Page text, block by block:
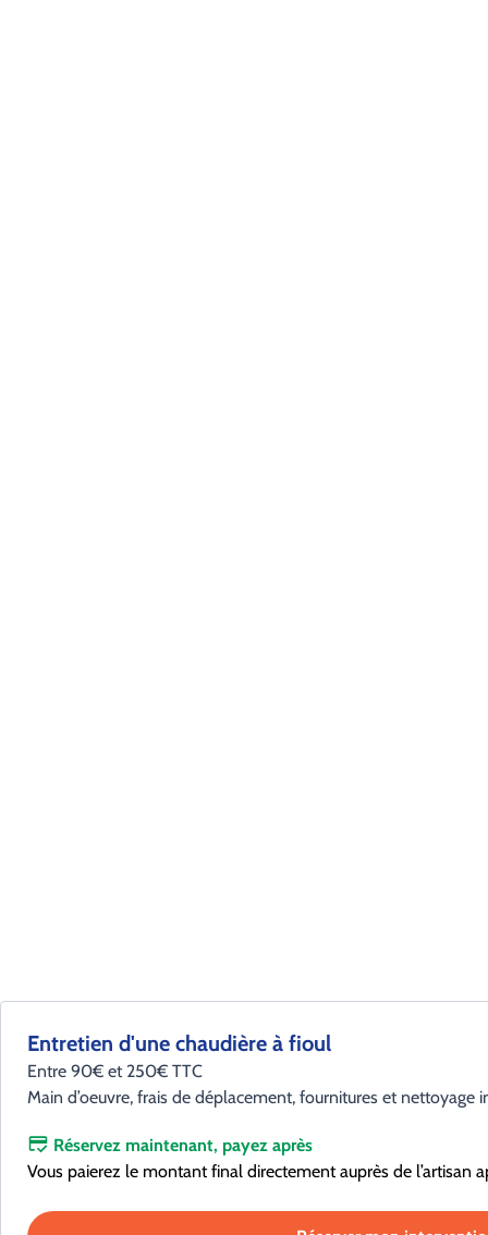
Entretien d'une chaudière à fioul
Entre 90€ et 250€ TTC
Main d’oeuvre, frais de déplacement, fournitures et nettoyage
Réservez maintenant, payez après
Vous paierez le montant final directement auprès de l’artisan